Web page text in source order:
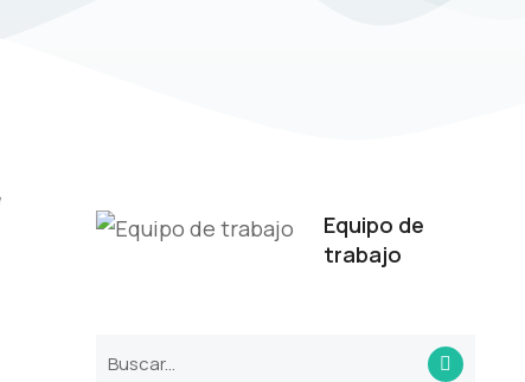
Equipo de
trabajo